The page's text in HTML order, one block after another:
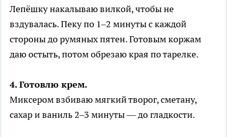
Лепёшку накалываю вилкой, чтобы не
вздувалась. Пеку по 1–2 минуты с каждой
стороны до румяных пятен. Готовым коржам
даю остыть, потом обрезаю края по тарелке.
4. Готовлю крем.
Миксером взбиваю мягкий творог, сметану,
сахар и ваниль 2–3 минуты — до гладкости.